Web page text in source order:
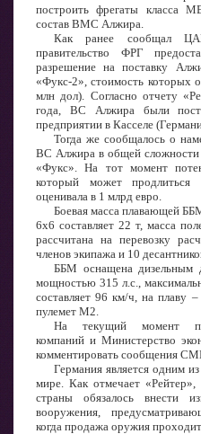
построить фрегаты класса
состав ВМС Алжира.
Как ранее сообщал
правительство ФРГ
разрешение на поставку
«Фукс-2», стоимость которых
млн дол). Согласно отчету
года, ВС Алжира были
предприятии в Касселе
Тогда же сообщалось о
ВС Алжира в общей
«Фукс». На тот момент
который может
оценивала в 1 млрд евро.
Боевая масса плавающей
6х6 составляет 22 т, масса
рассчитана на перевозку
членов экипажа и 10
ББМ оснащена дизельным
мощностью 315 л.с.,
составляет 96 км/ч, на плаву
пулемет M2.
На текущий момент
компаний и Министерство
комментировать сообщения
Германия является одним
мире. Как отмечает
страны обязалось внести
вооружения,
когда продажа оружия